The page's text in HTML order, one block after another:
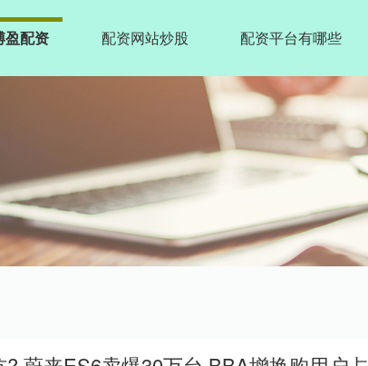
盈配资 配资网站炒股 配资平台有哪些